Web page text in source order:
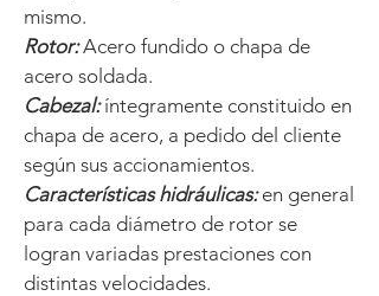
mismo.
Rotor:Acero fundido o chapa de
acero soldada.
Cabezal:íntegramente constituido en
chapa de acero, a pedido del cliente
según sus accionamientos.
Características hidráulicas:en general
para cada diámetro de rotor se
logran variadas prestaciones con
distintas velocidades.